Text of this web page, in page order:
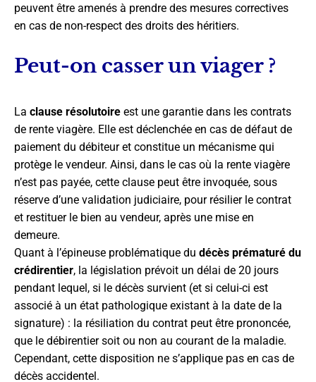
peuvent être amenés à prendre des mesures correctives
en cas de non-respect des droits des héritiers.
Peut-on casser un viager ?
La clause résolutoire est une garantie dans les contrats
de rente viagère. Elle est déclenchée en cas de défaut de
paiement du débiteur et constitue un mécanisme qui
protège le vendeur. Ainsi, dans le cas où la rente viagère
n’est pas payée, cette clause peut être invoquée, sous
réserve d’une validation judiciaire, pour résilier le contrat
et restituer le bien au vendeur, après une mise en
demeure.
Quant à l’épineuse problématique du décès prématuré du
crédirentier, la législation prévoit un délai de 20 jours
pendant lequel, si le décès survient (et si celui-ci est
associé à un état pathologique existant à la date de la
signature) : la résiliation du contrat peut être prononcée,
que le débirentier soit ou non au courant de la maladie.
Cependant, cette disposition ne s’applique pas en cas de
décès accidentel.